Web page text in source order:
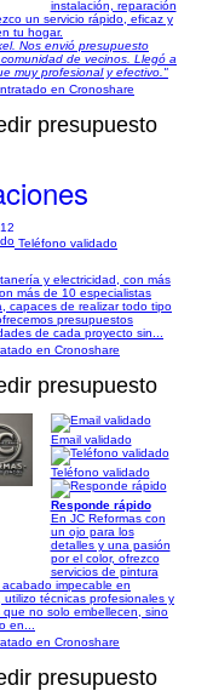
instalación, reparación
un servicio rápido, eficaz y
tu hogar.
Nos envió presupuesto
de vecinos. Llegó a
muy profesional y efectivo."
en Cronoshare
presupuesto
Teléfono validado
y electricidad, con más
más de 10 especialistas
capaces de realizar todo tipo
presupuestos
de cada proyecto sin...
en Cronoshare
presupuesto
Email validado
Teléfono validado
Responde rápido
En JC Reformas con
un ojo para los
detalles y una pasión
por el color, ofrezco
servicios de pintura
impecable en
técnicas profesionales y
no solo embellecen, sino
en...
en Cronoshare
presupuesto